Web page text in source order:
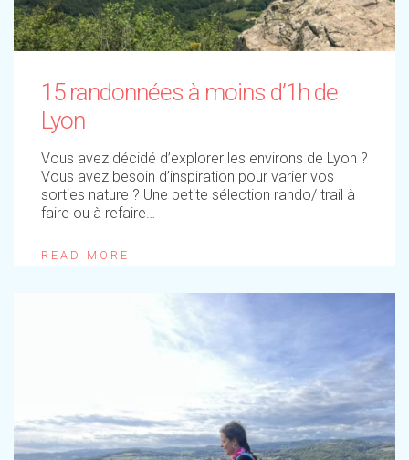
15 randonnées à moins d’1h de
Lyon
Vous avez décidé d’explorer les environs de Lyon ?
Vous avez besoin d’inspiration pour varier vos
sorties nature ? Une petite sélection rando/ trail à
faire ou à refaire…
READ MORE